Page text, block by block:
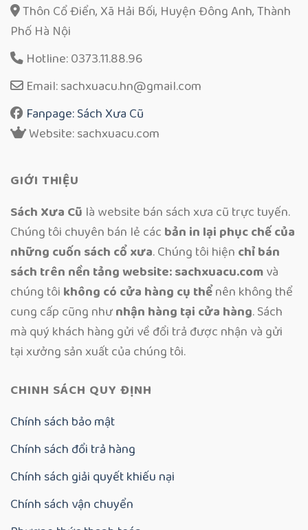
Thôn Cổ Điển, Xã Hải Bối, Huyện Đông Anh, Thành
Phố Hà Nội
Hotline: 0373.11.88.96
Email: sachxuacu.hn@gmail.com
Fanpage: Sách Xưa Cũ
Website: sachxuacu.com
GIỚI THIỆU
Sách Xưa Cũ là website bán sách xưa cũ trực tuyến.
Chúng tôi chuyên bán lẻ các bản in lại phục chế của
những cuốn sách cổ xưa. Chúng tôi hiện chỉ bán
sách trên nền tảng website: sachxuacu.comvà
chúng tôi không có cửa hàng cụ thểnên không thể
cung cấp cũng nhưnhận hàng tại cửa hàng. Sách
mà quý khách hàng gửi về đổi trả được nhận và gửi
tại xưởng sản xuất của chúng tôi.
CHINH SÁCH QUY ĐỊNH
Chính sách bảo mật
Chính sách đổi trả hàng
Chính sách giải quyết khiếu nại
Chính sách vận chuyển